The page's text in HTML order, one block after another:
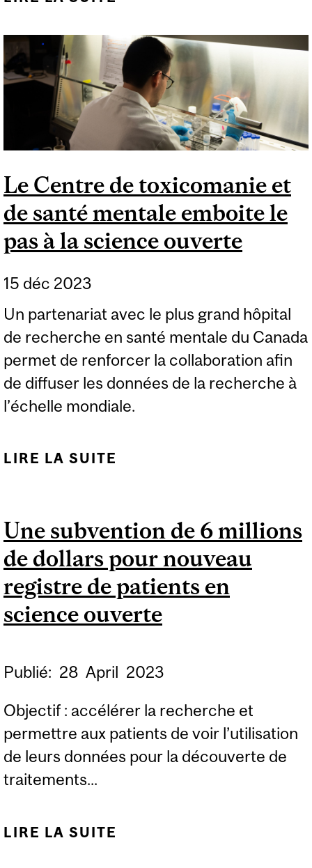
UNE NOUVELLE
AVANCÉE IMPORTANTE
POUR LA SCIENCE
OUVERTE
Le Centre de toxicomanie et
de santé mentale emboite le
pas à la science ouverte
15 déc 2023
Un partenariat avec le plus grand hôpital
de recherche en santé mentale du Canada
permet de renforcer la collaboration afin
de diffuser les données de la recherche à
l’échelle mondiale.
LIRE LA SUITE
EMBOITE LE PAS À LA
SCIENCE OUVERTE
Une subvention de 6 millions
de dollars pour nouveau
registre de patients en
science ouverte
Publié: 28 April 2023
Objectif : accélérer la recherche et
permettre aux patients de voir l’utilisation
de leurs données pour la découverte de
traitements...
LIRE LA SUITE